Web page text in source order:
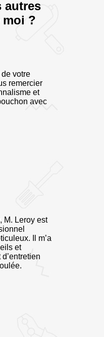
autres
moi ?
votre
remercier
et
avec
M. Leroy est
Il m’a
et